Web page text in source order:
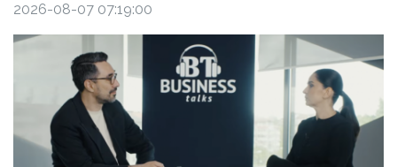
2026-08-07 07:19:00